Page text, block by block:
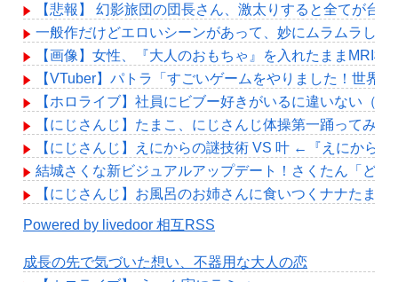
【悲報】 幻影旅団の団長さん、激太りすると全てが台
一般作だけどエロいシーンがあって、妙にムラムラして
【画像】女性、『大人のおもちゃ』を入れたままMRI
【VTuber】パトラ「すごいゲームをやりました！世
【ホロライブ】社員にビブー好きがいるに違いない（確
【にじさんじ】たまこ、にじさんじ体操第一踊ってみ
【にじさんじ】えにからの謎技術 VS 叶 ←『えにから
結城さくな新ビジュアルアップデート！さくたん「どこ
【にじさんじ】お風呂のお姉さんに食いつくナナたま
Powered by livedoor 相互RSS
成長の先で気づいた想い、不器用な大人の恋